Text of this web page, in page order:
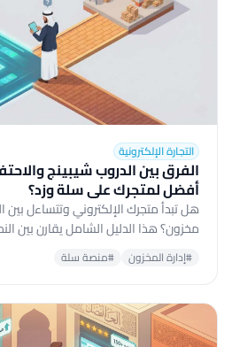
التجارة الإلكترونية
الفرق بين الدروب شيبينج
أفضل لمتجرك على سلة وزد؟
هل تبدأ متجرك الإلكتروني وتتساءل بين
مخزون؟ هذا الدليل الشامل يقارن بين
#إدارة المخزون #منصة سلة